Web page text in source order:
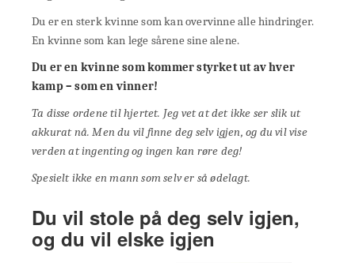
Du er en sterk kvinne som kan overvinne alle hindringer.
En kvinne som kan lege sårene sine alene.
Du er en kvinne som kommer styrket ut av hver
kamp – som en vinner!
Ta disse ordene til hjertet. Jeg vet at det ikke ser slik ut
akkurat nå. Men du vil finne deg selv igjen, og du vil vise
verden at ingenting og ingen kan røre deg!
Spesielt ikke en mann som selv er så ødelagt.
Du vil stole på deg selv igjen,
og du vil elske igjen